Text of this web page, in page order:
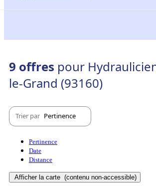
9 offres pour
le-Grand (93160)
Trier par Pertinence
Pertinence
Date
Distance
Afficher la carte (contenu non-accessible)